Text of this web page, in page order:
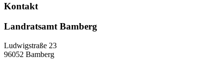
Kontakt
Landratsamt Bamberg
Ludwigstraße 23
96052 Bamberg